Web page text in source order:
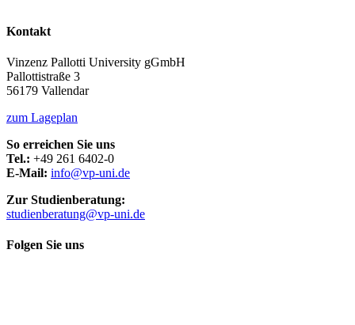
Kontakt
Vinzenz Pallotti University gGmbH
Pallottistraße 3
56179 Vallendar
zum Lageplan
So erreichen Sie uns
Tel.: +49 261 6402-0
E-Mail: info@vp-uni.de
Zur Studienberatung:
studienberatung@vp-uni.de
Folgen Sie uns